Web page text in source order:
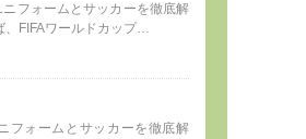
フォームとサッカーを徹底解
、FIFAワールドカップ…
フォームとサッカーを徹底解